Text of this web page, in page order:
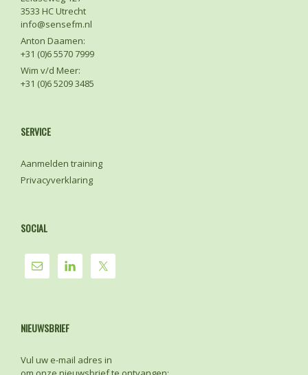
3533 HC Utrecht
info@sensefm.nl
Anton Daamen:
+31 (0)6 5570 7999
Wim v/d Meer:
+31 (0)6 5209 3485
SERVICE
Aanmelden training
Privacyverklaring
SOCIAL
NIEUWSBRIEF
Vul uw e-mail adres in